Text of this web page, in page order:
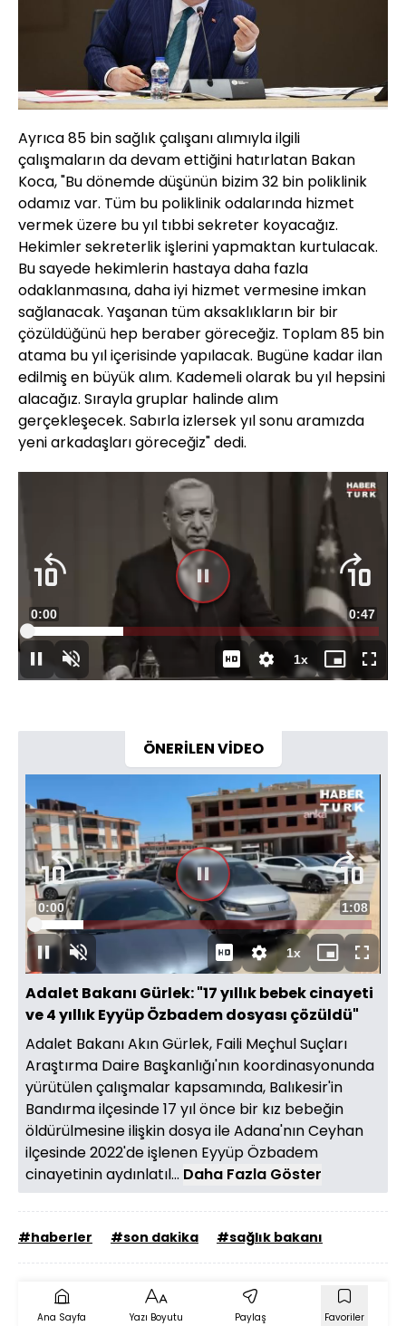
Ayrıca 85 bin sağlık çalışanı alımıyla ilgili
çalışmaların da devam ettiğini hatırlatan Bakan
Koca, "Bu dönemde düşünün bizim 32 bin poliklinik
odamız var. Tüm bu poliklinik odalarında hizmet
vermek üzere bu yıl tıbbi sekreter koyacağız.
Hekimler sekreterlik işlerini yapmaktan kurtulacak.
Bu sayede hekimlerin hastaya daha fazla
odaklanmasına, daha iyi hizmet vermesine imkan
sağlanacak. Yaşanan tüm aksaklıkların bir bir
çözüldüğünü hep beraber göreceğiz. Toplam 85 bin
atama bu yıl içerisinde yapılacak. Bugüne kadar ilan
edilmiş en büyük alım. Kademeli olarak bu yıl hepsini
alacağız. Sırayla gruplar halinde alım
gerçekleşecek. Sabırla izlersek yıl sonu aramızda
yeni arkadaşları göreceğiz" dedi.
DuraklatSesi
Aç
Süre
0:01 Toplam
Süre
0:47
Yüklendi:
27.29%
1xOynatma
Hızı
Mini
oynatıcı
Tam
Ekran
ÖNERİLEN VİDEO
DuraklatSesi
Aç
Süre
0:01 Toplam
Süre
1:08
Yüklendi:
29.15%
1xOynatma
Hızı
Mini
oynatıcı
Tam
Ekran
Adalet Bakanı Gürlek: "17 yıllık bebek cinayeti
ve 4 yıllık Eyyüp Özbadem dosyası çözüldü"
Adalet Bakanı Akın Gürlek, Faili Meçhul Suçları
Araştırma Daire Başkanlığı'nın koordinasyonunda
yürütülen çalışmalar kapsamında, Balıkesir'in
Bandırma ilçesinde 17 yıl önce bir kız bebeğin
öldürülmesine ilişkin dosya ile Adana'nın Ceyhan
ilçesinde 2022'de işlenen Eyyüp Özbadem
cinayetinin aydınlatıl... Daha Fazla Göster
#haberler #son dakika #sağlık bakanı
Ana Sayfa Yazı Boyutu Paylaş Favoriler